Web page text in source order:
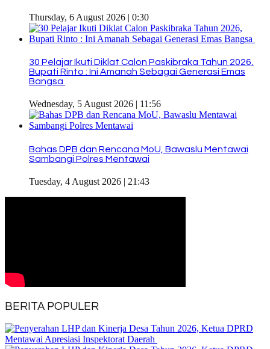
Thursday, 6 August 2026 | 0:30
30 Pelajar Ikuti Diklat Calon Paskibraka Tahun 2026,
Bupati Rinto : Ini Amanah Sebagai Generasi Emas
Bangsa
Wednesday, 5 August 2026 | 11:56
Bahas DPB dan Rencana MoU, Bawaslu Mentawai
Sambangi Polres Mentawai
Tuesday, 4 August 2026 | 21:43
BERITA POPULER